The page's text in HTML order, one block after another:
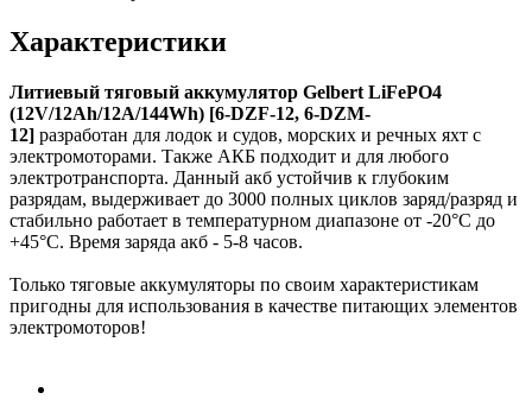
Характеристики
Литиевый тяговый аккумулятор Gelbert LiFePO4
(12V/12Ah/12A/144Wh) [6-DZF-12, 6-DZM-
12] разработан для лодок и судов, морских и речных яхт с
электромоторами. Также АКБ подходит и для любого
электротранспорта. Данный акб устойчив к глубоким
разрядам, выдерживает до 3000 полных циклов заряд/разряд и
стабильно работает в температурном диапазоне от -20°C до
+45°C. Время заряда акб - 5-8 часов.
Только тяговые аккумуляторы по своим характеристикам
пригодны для использования в качестве питающих элементов
электромоторов!